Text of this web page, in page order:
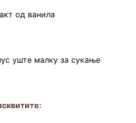
од ванила
уште малку за сукање